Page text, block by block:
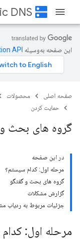
dns
DNS
این صفحه به‌وسیله
صفحه اصلی محصولات
حمایت کردن
گروه های بحث
در این صفحه
مرحله اول: کدام سیستم؟
گروه های بحث و گفتگو
گزارش مشکلات
جزئیات مربوط به ردیاب
مرحله اول: